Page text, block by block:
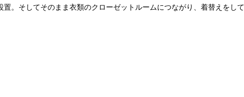
。そしてそのまま衣類のクローゼットルームにつながり、着替えをし